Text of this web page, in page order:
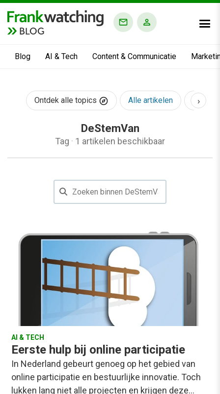
BLOG
Blog AI & Tech Content & Communicatie
Ontdek alle topics Alle artikelen AI &
›
DeStemVan
Tag · 1 artikelen beschikbaar
AI & TECH
Eerste hulp bij online participatie
In Nederland gebeurt genoeg op het gebied van
online participatie en bestuurlijke innovatie. Toch
lukken lang niet alle projecten en krijgen deze…